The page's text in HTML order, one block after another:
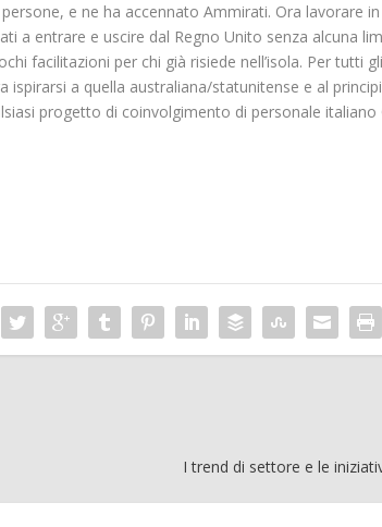
e ne ha accennato Ammirati. Ora lavorare
a entrare e uscire dal Regno Unito senza alcuna
facilitazioni per chi già risiede nell’isola. Per tutti
a quella australiana/statunitense e al
progetto di coinvolgimento di personale italiano
I trend di settore e le